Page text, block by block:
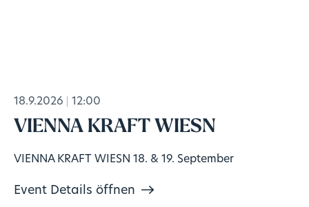
18.9.2026 12:00
VIENNA KRAFT WIESN
VIENNA KRAFT WIESN 18. & 19. September
Event Details öffnen